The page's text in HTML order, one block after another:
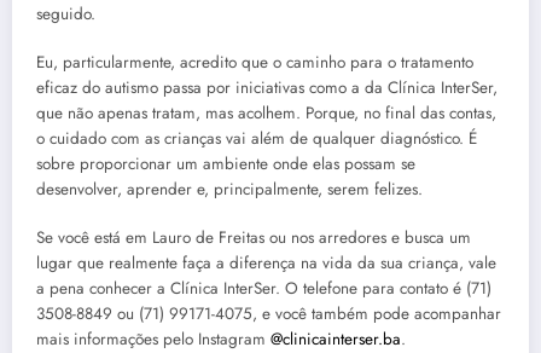
seguido.
Eu, particularmente, acredito que o caminho para o tratamento
eficaz do autismo passa por iniciativas como a da Clínica InterSer,
que não apenas tratam, mas acolhem. Porque, no final das contas,
o cuidado com as crianças vai além de qualquer diagnóstico. É
sobre proporcionar um ambiente onde elas possam se
desenvolver, aprender e, principalmente, serem felizes.
Se você está em Lauro de Freitas ou nos arredores e busca um
lugar que realmente faça a diferença na vida da sua criança, vale
a pena conhecer a Clínica InterSer. O telefone para contato é (71)
3508-8849 ou (71) 99171-4075, e você também pode acompanhar
mais informações pelo Instagram @clinicainterser.ba.